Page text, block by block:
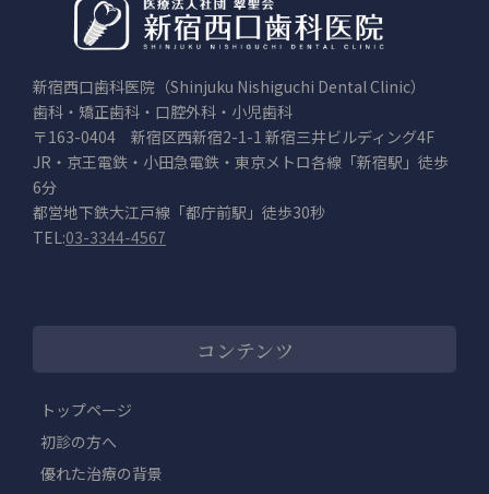
新宿西口歯科医院（Shinjuku Nishiguchi Dental Clinic）
歯科・矯正歯科・口腔外科・小児歯科
〒163-0404 新宿区西新宿2-1-1 新宿三井ビルディング4F
JR・京王電鉄・小田急電鉄・東京メトロ各線「新宿駅」徒歩
6分
都営地下鉄大江戸線「都庁前駅」徒歩30秒
TEL:03-3344-4567
コンテンツ
トップページ
初診の方へ
優れた治療の背景